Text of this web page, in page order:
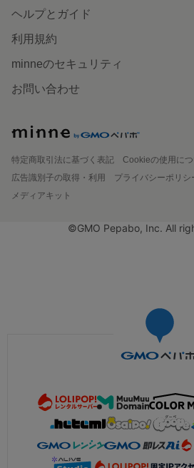
ヘルプとガイド
利用規約
minneのセキュリティ
お問い合わせ
特定商取引法に基づく表記
Cookieの使用につ
広告識別子の取得・利用
プライバシーポリシ
メディアキット
©GMO Pepabo, Inc. All